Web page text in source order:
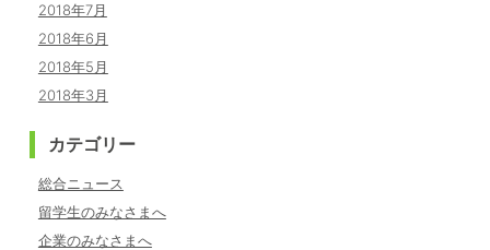
2018年7月
2018年6月
2018年5月
2018年3月
カテゴリー
総合ニュース
留学生のみなさまへ
企業のみなさまへ